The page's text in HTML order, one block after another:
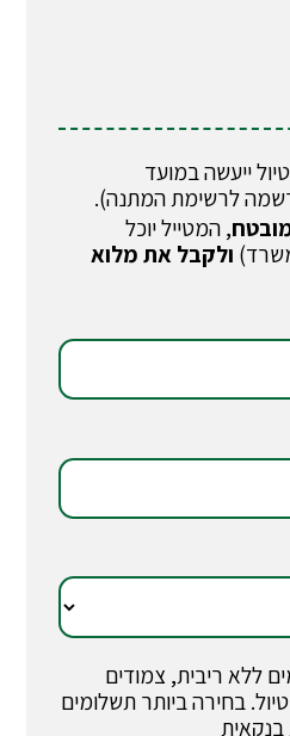
ייעשה במועד
לרשימת המתנה).
, המטייל יוכל
ולקבל את מלוא
עד 3 תשלומים ללא ריבית, צמודים
בחירה ביותר תשלומים
בנקאית